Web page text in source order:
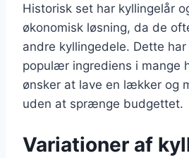
Historisk set har kyllingelår
økonomisk løsning, da de
andre kyllingedele. Dette
populær ingrediens i mange
ønsker at lave en lækker og
uden at sprænge budgettet.
Variationer af